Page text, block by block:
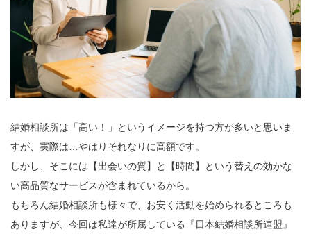
結婚相談所は「高い！」というイメージを持つ方が多いと思いま
すが、実際は…やはりそれなりに高額です。
しかし、そこには【出会いの質】と【時間】という替えの効かな
い高品質なサービスが含まれているから。
もちろん結婚相談所も様々で、お安く活動を始められるところも
ありますが、今回は私達が所属している『日本結婚相談所連盟』